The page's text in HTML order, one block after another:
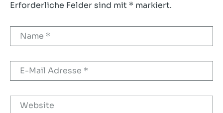
Erforderliche Felder sind mit * markiert.